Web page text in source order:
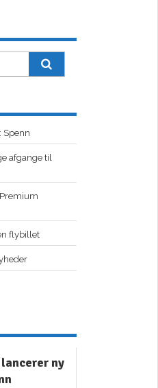
Spenn
afgange til
flybillet
ny